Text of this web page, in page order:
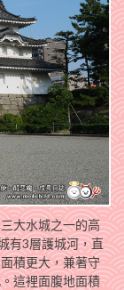
大水城之一的高
有3層護城河，直
積更大，兼著守
這裡面腹地面積